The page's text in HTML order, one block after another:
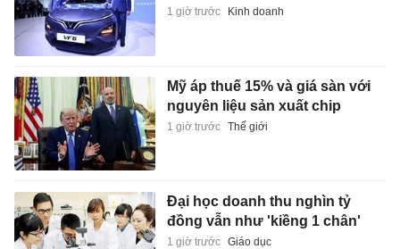
1 giờ trước Kinh doanh
Mỹ áp thuế 15% và giá sàn với
nguyên liệu sản xuất chip
1 giờ trước Thế giới
Đại học doanh thu nghìn tỷ
đồng vẫn như 'kiềng 1 chân'
1 giờ trước Giáo dục